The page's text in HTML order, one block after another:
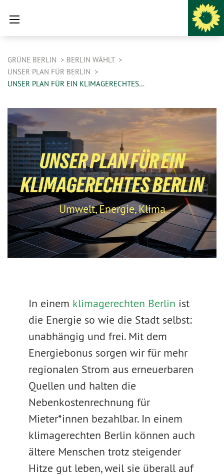
GRÜNE BERLIN
BERLIN WÄHLT
UNSER PLAN FÜR BERLIN
UNSER PLAN FÜR EIN KLIMAGERECHTES…
UNSER PLAN FÜR EIN
KLIMAGERECHTES BERLIN
Umwelt, Energie, Klima
In einem klimagerechten Berlin ist
die Energie so wie die Stadt selbst:
unabhängig und frei. Mit dem
Energiebonus sorgen wir für mehr
regionalen Strom aus erneuerbaren
Quellen und halten die
Nebenkostenrechnung für
Mieter*innen bezahlbar. In einem
klimagerechten Berlin können auch
ältere Menschen trotz steigender
Hitze gut leben, weil sie überall auf